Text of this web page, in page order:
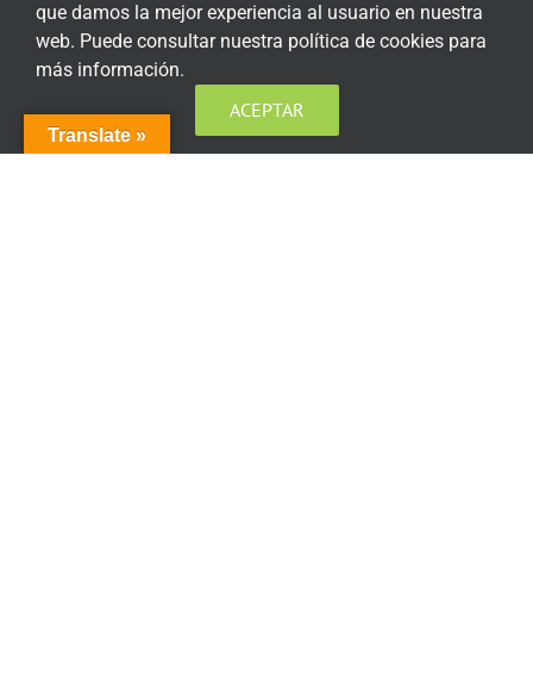
Política de privacidad
Política de privacidad Redes Sociales
Política de cookies
Translate »
que damos la mejor experiencia al usuario en nuestra
web. Puede consultar nuestra política de cookies para
más información.
ACEPTAR